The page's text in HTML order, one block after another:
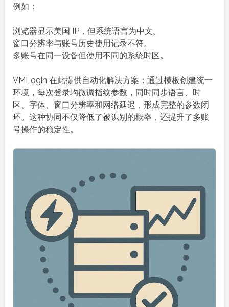
例如：
浏览器显示美国 IP，但系统语言为中文。
窗口分辨率与账号历史使用记录不符。
多账号在同一设备但使用不同的系统时区。
VMLogin 在此提供自动化解决方案：通过模板创建统一
环境，每次登录均微调指纹参数，同时同步语言、时
区、字体、窗口分辨率和网络延迟，形成完整的参数闭
环。这种协同不仅降低了被识别的概率，还提升了多账
号操作的稳定性。